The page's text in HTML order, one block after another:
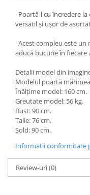
Poartă-l cu încredere
versatil și ușor de
Acest compleu este
aducă bucurie în fiecare
Detalii model din
Modelul poartă
Înălțime model: 160 cm.
Greutate model: 56 kg.
Bust: 90 cm.
Talie: 76 cm.
Șold: 90 cm.
Informatii conformitate
Review-uri(0)